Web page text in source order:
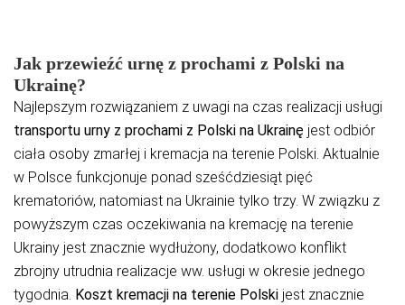
Jak przewieźć urnę z prochami z Polski na
Ukrainę?
Najlepszym rozwiązaniem z uwagi na czas realizacji usługi
transportu urny z prochami z Polski na Ukrainę jest odbiór
ciała osoby zmarłej i kremacja na terenie Polski. Aktualnie
w Polsce funkcjonuje ponad sześćdziesiąt pięć
krematoriów, natomiast na Ukrainie tylko trzy. W związku z
powyższym czas oczekiwania na kremację na terenie
Ukrainy jest znacznie wydłużony, dodatkowo konflikt
zbrojny utrudnia realizacje ww. usługi w okresie jednego
tygodnia. Koszt kremacji na terenie Polski jest znacznie